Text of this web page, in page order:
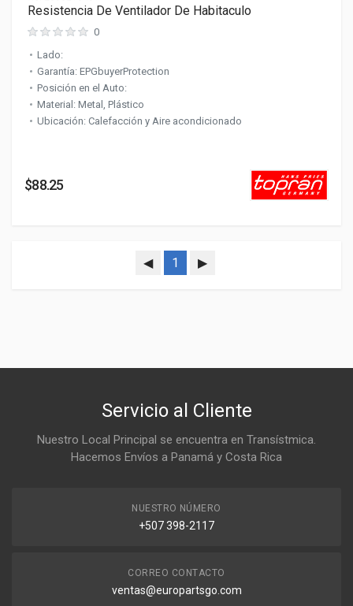
Resistencia De Ventilador De Habitaculo
0
Lado:
Garantía: EPGbuyerProtection
Posición en el Auto:
Material: Metal, Plástico
Ubicación: Calefacción y Aire acondicionado
$88.25
◀ 1 ▶
Servicio al Cliente
Nuestro Local Principal se encuentra en Transístmica.
Hacemos Envíos a Panamá y Costa Rica
NUESTRO NÚMERO
+507 398-2117
CORREO CONTACTO
ventas@europartsgo.com